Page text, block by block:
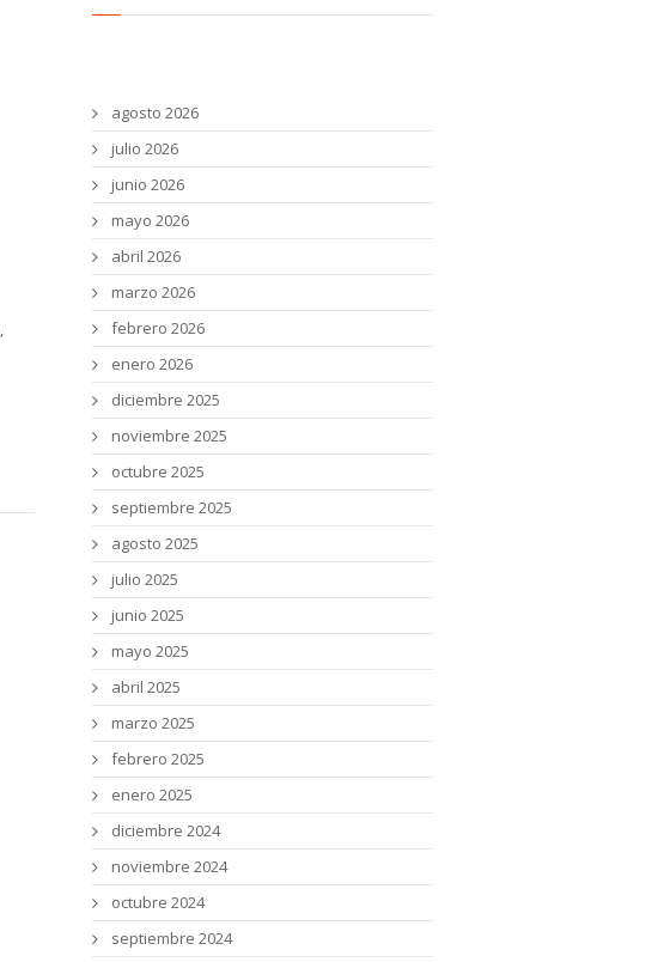
agosto 2026
julio 2026
junio 2026
mayo 2026
abril 2026
marzo 2026
febrero 2026
enero 2026
diciembre 2025
noviembre 2025
octubre 2025
septiembre 2025
agosto 2025
julio 2025
junio 2025
mayo 2025
abril 2025
marzo 2025
febrero 2025
enero 2025
diciembre 2024
noviembre 2024
octubre 2024
septiembre 2024